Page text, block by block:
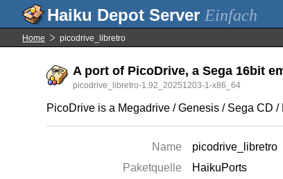
Einfach
Home picodrive_libretro
A port of PicoDrive, a Sega 16bit
picodrive_libretro-1.92_20251203-1-x86_64
PicoDrive is a Megadrive / Genesis / Sega CD
Name
picodrive_libretro
Paketquelle
HaikuPorts